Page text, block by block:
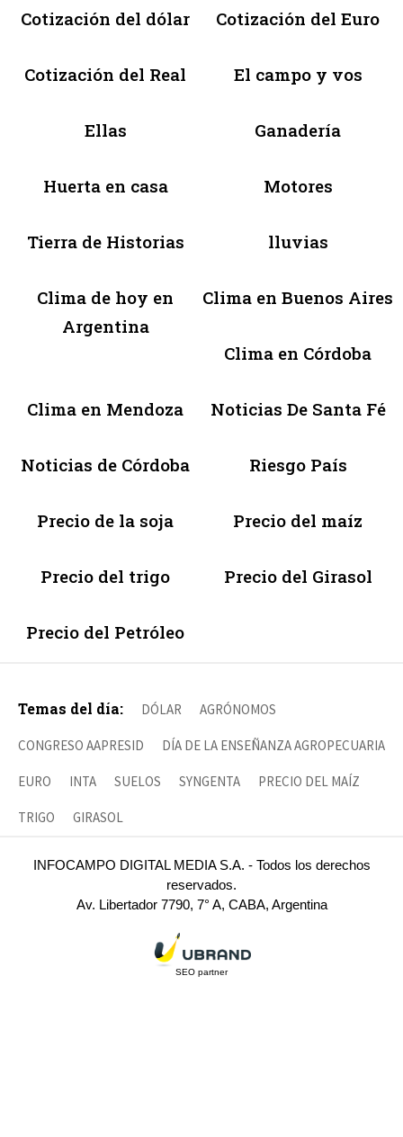
Cotización del dólar Cotización del Euro
Cotización del Real El campo y vos
Ellas Ganadería
Huerta en casa Motores
Tierra de Historias lluvias
Clima de hoy en
Argentina
Clima en Buenos Aires
Clima en Córdoba
Clima en Mendoza Noticias De Santa Fé
Noticias de Córdoba Riesgo País
Precio de la soja Precio del maíz
Precio del trigo Precio del Girasol
Precio del Petróleo
Temas del día: DÓLAR AGRÓNOMOS
CONGRESO AAPRESID DÍA DE LA ENSEÑANZA AGROPECUARIA
EURO INTA SUELOS SYNGENTA PRECIO DEL MAÍZ
TRIGO GIRASOL
INFOCAMPO DIGITAL MEDIA S.A. - Todos los derechos
reservados.
Av. Libertador 7790, 7° A, CABA, Argentina
SEO partner